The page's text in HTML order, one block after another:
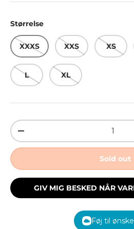
Størrelse
XXXS XXS XS
L XL
Qty
Decrease quantity
Sold out
GIV MIG BESKED NÅR
Føj til